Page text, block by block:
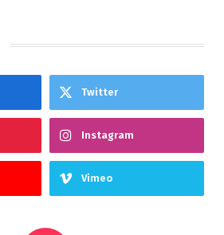
Twitter
Instagram
Vimeo